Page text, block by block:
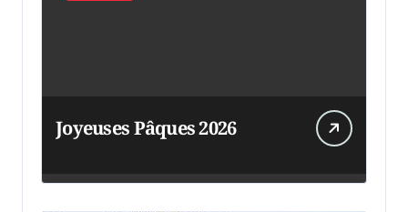
Joyeuses Pâques 2026